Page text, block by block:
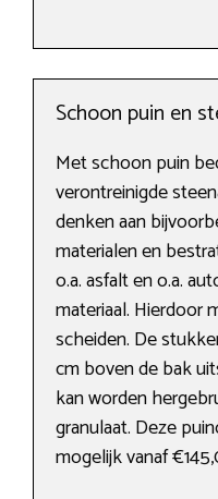
Schoon puin en
Met schoon puin
verontreinigde
denken aan
materialen en
o.a. asfalt en o.a.
materiaal. Hierdoor
scheiden. De
cm boven de bak
kan worden
granulaat. Deze
mogelijk vanaf